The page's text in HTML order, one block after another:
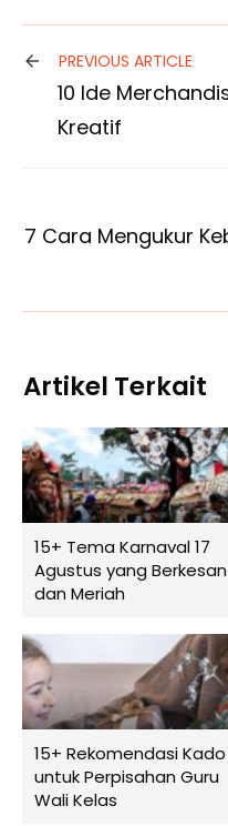
PREVIOUS ARTICLE
10 Ide
Kreatif
7 Cara Mengukur
Artikel Terkait
15+ Tema Karnaval 17
Agustus yang Berkesan
dan Meriah
15+ Rekomendasi Kado
untuk Perpisahan Guru
Wali Kelas